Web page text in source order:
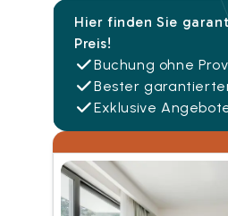
Hier finden Sie
Preis!
Buchung ohne
Bester
Exklusive